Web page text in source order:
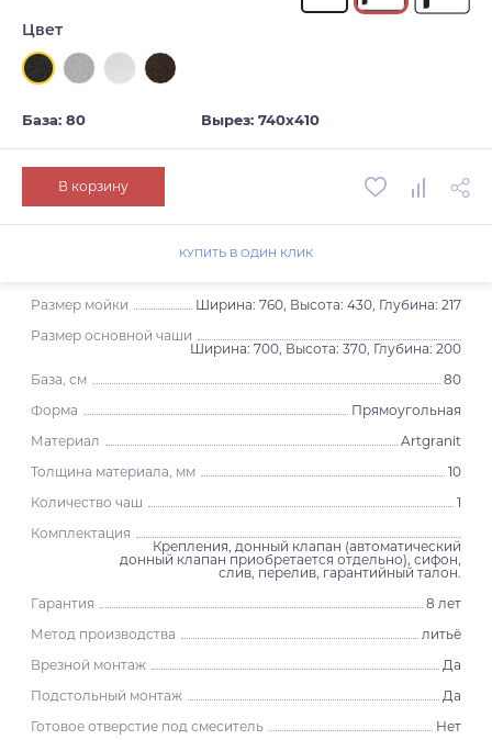
Размер мойки
Ширина: 760, Высота: 430, Глубина: 217
Размер основной чаши
Ширина: 700, Высота: 370, Глубина: 200
База, см
80
Форма
Прямоугольная
Материал
Artgranit
Толщина материала, мм
10
Количество чаш
1
Комплектация
Крепления, донный клапан (автоматический
донный клапан приобретается отдельно), сифон,
слив, перелив, гарантийный талон.
Гарантия
8 лет
Метод производства
литьё
Врезной монтаж
Да
Подстольный монтаж
Да
Готовое отверстие под смеситель
Нет
Цвет
База: 80 Вырез: 740х410
В корзину
КУПИТЬ В ОДИН КЛИК